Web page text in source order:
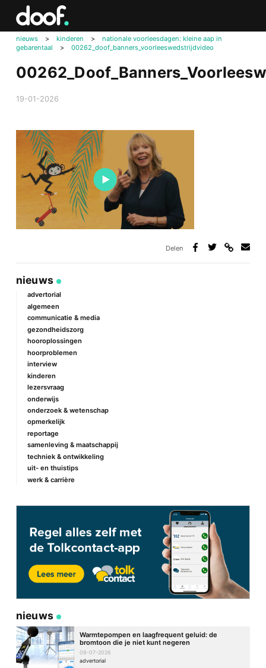
nieuws > kinderen >
nationale voorleesdagen: kleine aap in
gebarentaal
> 00262_doof_banners_voorleeswedstrijdvideo
19-01-2026
Delen
nieuws
advertorial
algemeen
communicatie & media
gezondheidszorg
hooroplossingen
hoorproblemen
interview
kinderen
lezersvraag
onderwijs
onderzoek & wetenschap
opmerkelijk
reportage
samenleving & maatschappij
techniek & ontwikkeling
uit- en thuistips
werk & carrière
nieuws
Warmtepompen en laagfrequent geluid: de
bromtoon die je niet kunt negeren
09-07-2026
advertorial
in
Doof.nl